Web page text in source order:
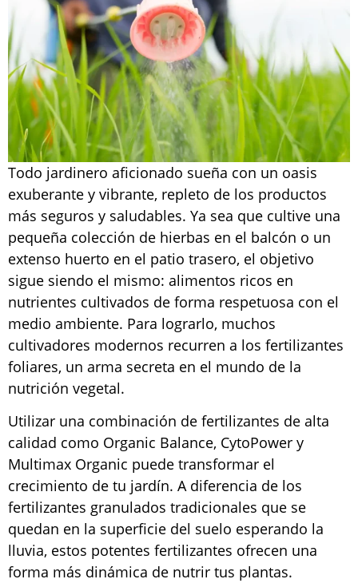
Todo jardinero aficionado sueña con un oasis
exuberante y vibrante, repleto de los productos
más seguros y saludables. Ya sea que cultive una
pequeña colección de hierbas en el balcón o un
extenso huerto en el patio trasero, el objetivo
sigue siendo el mismo: alimentos ricos en
nutrientes cultivados de forma respetuosa con el
medio ambiente. Para lograrlo, muchos
cultivadores modernos recurren a los fertilizantes
foliares, un arma secreta en el mundo de la
nutrición vegetal.
Utilizar una combinación de fertilizantes de alta
calidad como Organic Balance, CytoPower y
Multimax Organic puede transformar el
crecimiento de tu jardín. A diferencia de los
fertilizantes granulados tradicionales que se
quedan en la superficie del suelo esperando la
lluvia, estos potentes fertilizantes ofrecen una
forma más dinámica de nutrir tus plantas.